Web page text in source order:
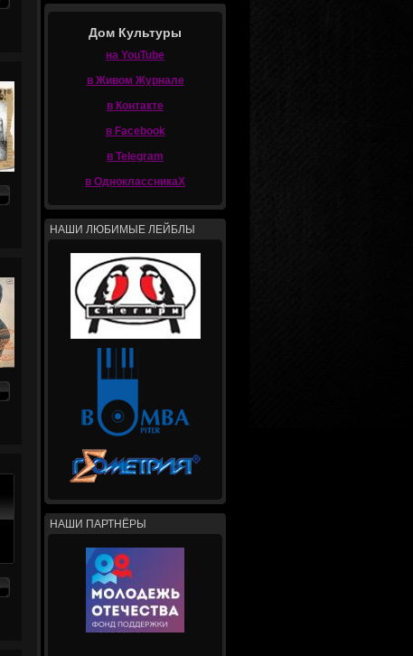
Дом Культуры
на YouTube
в Живом Журнале
в Контакте
в Facebook
в Telegram
в ОдноклассникаХ
НАШИ ЛЮБИМЫЕ ЛЕЙБЛЫ
НАШИ ПАРТНЁРЫ